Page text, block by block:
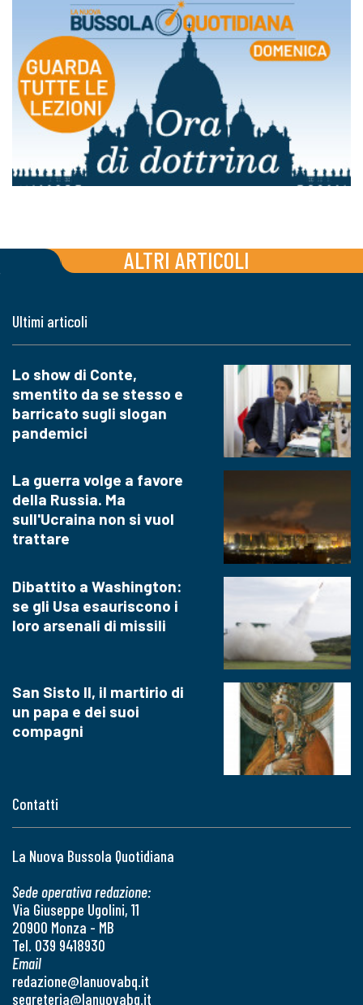
ALTRI ARTICOLI
Contatti
La Nuova Bussola Quotidiana
Sede operativa redazione:
Via Giuseppe Ugolini, 11
20900 Monza - MB
Tel. 039 9418930
Email
redazione@lanuovabq.it
segreteria@lanuovabq.it
Ultimi articoli
Lo show di Conte,
smentito da se stesso e
barricato sugli slogan
pandemici
La guerra volge a favore
della Russia. Ma
sull'Ucraina non si vuol
trattare
Dibattito a Washington:
se gli Usa esauriscono i
loro arsenali di missili
San Sisto II, il martirio di
un papa e dei suoi
compagni